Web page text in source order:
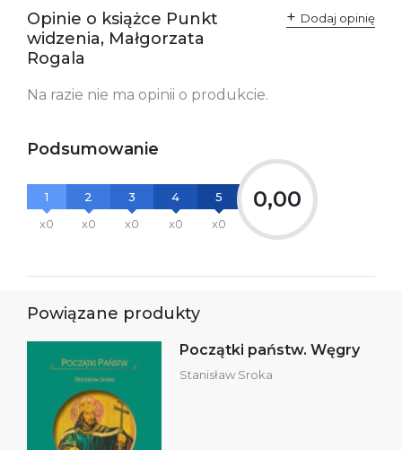
odpowiedzialne za
zgodność produktu z
przepisami:
Sp. z o.o.
ul. Fredry 8
61-701 Poznań
bezpieczeństwa:
Opinie o książce Punkt
widzenia, Małgorzata
Rogala
Dodaj opinię
Na razie nie ma opinii o produkcie.
Podsumowanie
1
x0
2
x0
3
x0
4
x0
5
x0
0,00
Powiązane produkty
Początki państw. Węgry
Stanisław Sroka